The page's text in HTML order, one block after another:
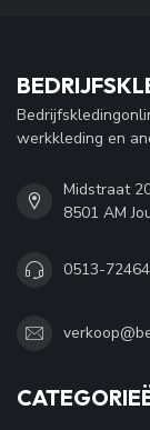
werkkleding en
Midstraat
8501 AM
0513-